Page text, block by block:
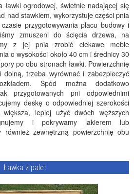
ławki ogrodowej, świetnie nadającej się
nad stawkiem, wykorzystuje części pnia
przygotowywania placu budowy i
zmuszeni do ścięcia drzewa, na
z jej pnia zrobić ciekawe meble
o wysokości około 40 cm i średnicy 30
po obu stronach ławki. Powierzchnię
trzeba wyrównać i zabezpieczyć
Spód można dodatkowo
przygotowanych pni odpowiednimi
deskę o odpowiedniej szerokości
lepiej użyć dwóch węższych
i pokrywamy lakierem lub
również zewnętrzną powierzchnię obu
Ławka z palet